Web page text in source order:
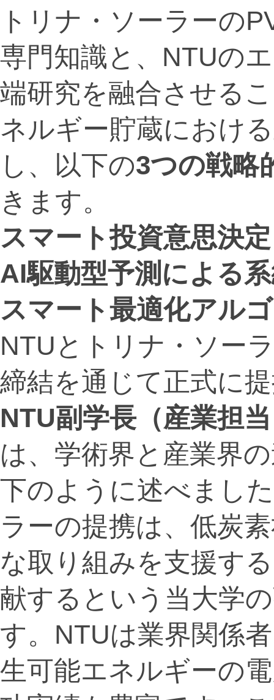
トリナ・ソーラーの
専門知識と、NTUの
端研究を融合させる
ネルギー貯蔵におけ
し、以下の3つの戦略
きます。
スマート投資意思決定
AI駆動型予測による
スマート最適化アル
NTUとトリナ・ソー
締結を通じて正式に
NTU副学長（産業担
は、学術界と産業界
下のように述べまし
ラーの提携は、低炭
な取り組みを支援す
献するという当大学
す。NTUは業界関係
生可能エネルギーの